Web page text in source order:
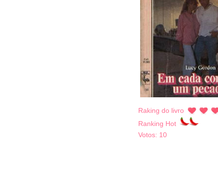
Raking do livro
Ranking Hot
Votos: 10